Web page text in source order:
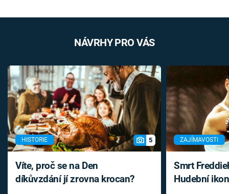
NÁVRHY PRO VÁS
HISTORIE 5
Víte, proč se na Den
díkůvzdání jí zrovna krocan?
ZAJÍMAVOSTI
Smrt
Hudební